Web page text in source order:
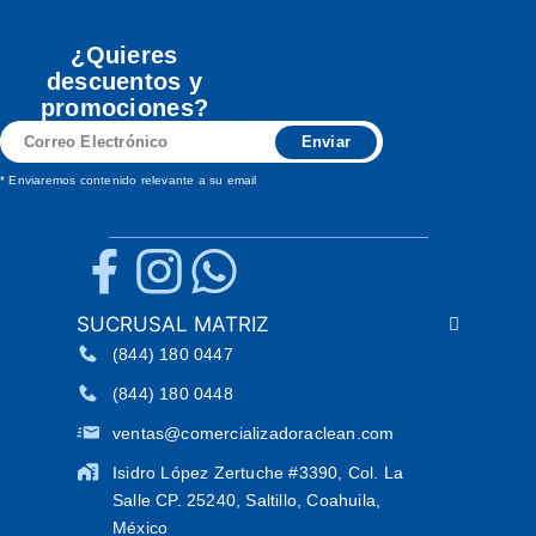
¿Quieres
descuentos y
promociones?
Correo
Electrónico
Enviar
* Enviaremos contenido relevante a su email
SUCRUSAL MATRIZ
(844) 180 0447
(844) 180 0448
ventas@comercializadoraclean.com
Isidro López Zertuche #3390, Col. La
Salle CP. 25240, Saltillo, Coahuila,
México